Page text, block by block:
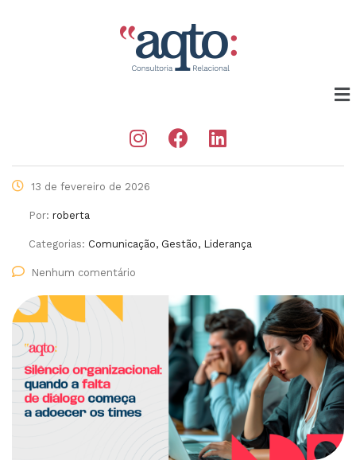
13 de fevereiro de 2026
Por: roberta
Categorias: Comunicação, Gestão, Liderança
Nenhum comentário